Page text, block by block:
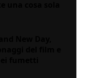
New Day,
del film e